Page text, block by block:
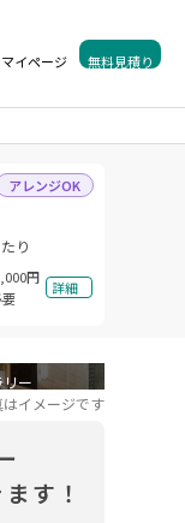
マイページ 無料見積り
アレンジOK
り
円
詳細
ー
イメージです
す！